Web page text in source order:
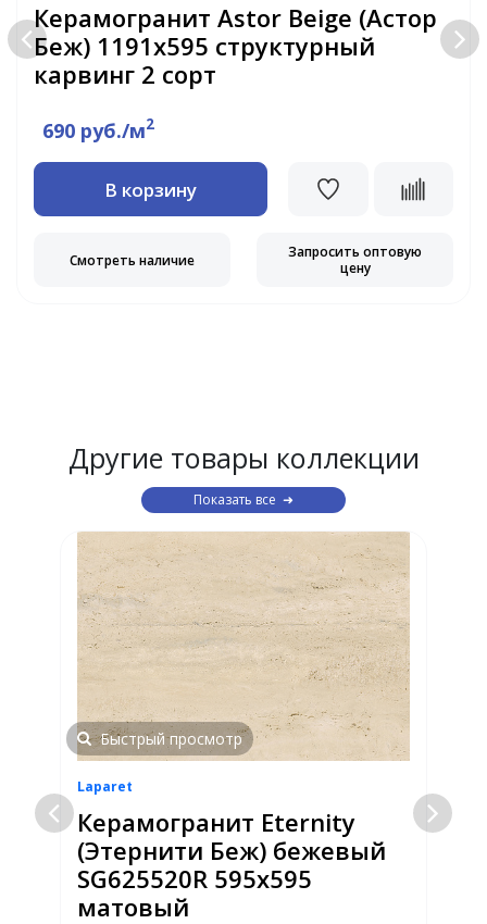
Керамогранит Astor Beige (Астор
Беж) 1191х595 структурный
карвинг 2 сорт
690 руб./м2
В корзину
Смотреть наличие
Запросить оптовую
цену
Другие товары коллекции
Показать все
Быстрый просмотр
Laparet
Керамогранит Eternity
(Этернити Беж) бежевый
SG625520R 595x595
матовый